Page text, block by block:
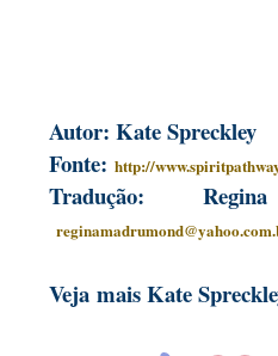
Autor: Kate Spreckley
Fonte: http://
Tradução:
Vejamais Kate